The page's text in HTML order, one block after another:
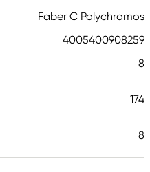
Faber C Polychromos
4005400908259
8
174
8